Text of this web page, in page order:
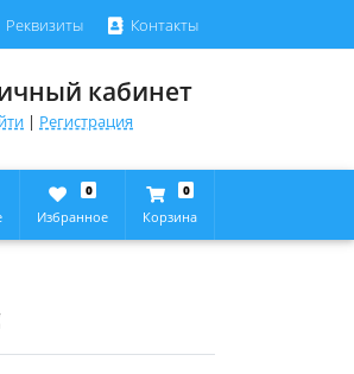
Реквизиты Контакты
кабинет
| Регистрация
0
Избранное
0
Корзина